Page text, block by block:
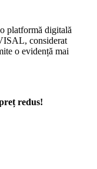
platformă digitală
considerat
o evidență mai
redus!